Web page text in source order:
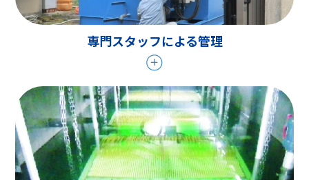
専門スタッフによる管理